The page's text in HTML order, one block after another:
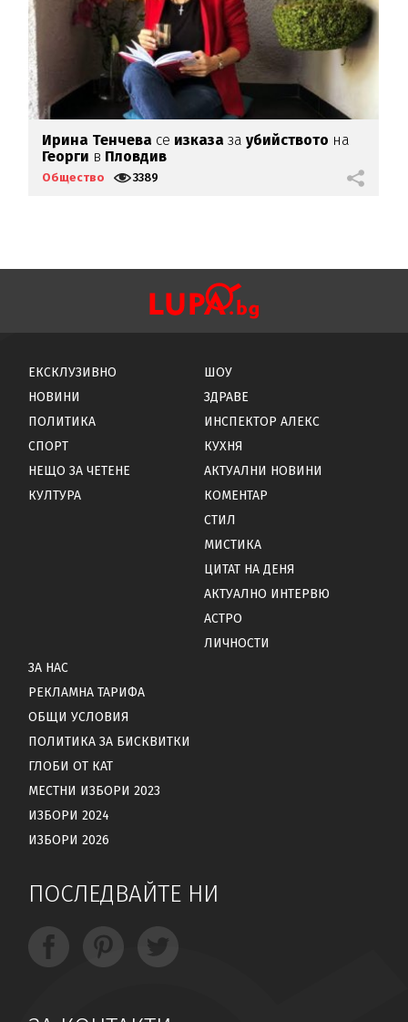
Ирина Тенчева се изказазаубийството на
Георги в Пловдив
Общество 3389
ЕКСКЛУЗИВНО
НОВИНИ
ПОЛИТИКА
СПОРТ
НЕЩО ЗА ЧЕТЕНЕ
КУЛТУРА
ШОУ
ЗДРАВЕ
ИНСПЕКТОР АЛЕКС
КУХНЯ
АКТУАЛНИ НОВИНИ
КОМЕНТАР
СТИЛ
МИСТИКА
ЦИТАТ НА ДЕНЯ
АКТУАЛНО ИНТЕРВЮ
АСТРО
ЛИЧНОСТИ
ЗА НАС
РЕКЛАМНА ТАРИФА
ОБЩИ УСЛОВИЯ
ПОЛИТИКА ЗА БИСКВИТКИ
ГЛОБИ ОТ КАТ
МЕСТНИ ИЗБОРИ 2023
ИЗБОРИ 2024
ИЗБОРИ 2026
ПОСЛЕДВАЙТЕ НИ